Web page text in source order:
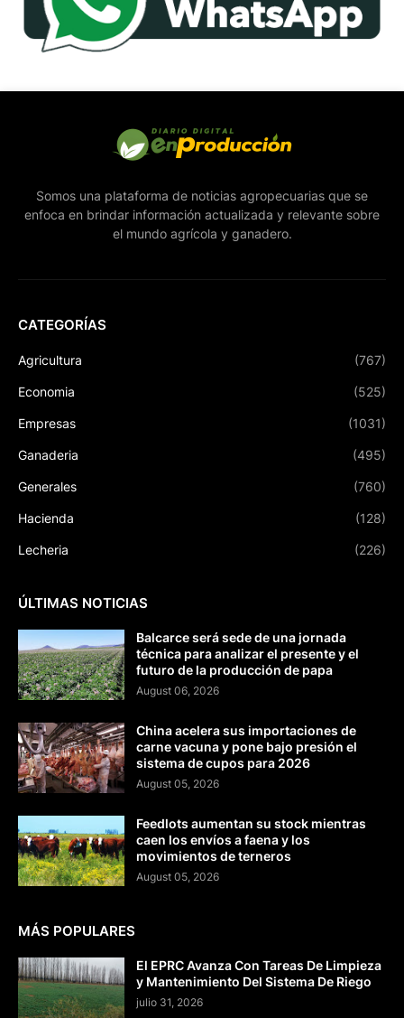
Somos una plataforma de noticias agropecuarias que se
enfoca en brindar información actualizada y relevante sobre
el mundo agrícola y ganadero.
CATEGORÍAS
Agricultura (767)
Economia (525)
Empresas (1031)
Ganaderia (495)
Generales (760)
Hacienda (128)
Lecheria (226)
ÚLTIMAS NOTICIAS
Balcarce será sede de una jornada
técnica para analizar el presente y el
futuro de la producción de papa
August 06, 2026
China acelera sus importaciones de
carne vacuna y pone bajo presión el
sistema de cupos para 2026
August 05, 2026
Feedlots aumentan su stock mientras
caen los envíos a faena y los
movimientos de terneros
August 05, 2026
MÁS POPULARES
El EPRC Avanza Con Tareas De Limpieza
y Mantenimiento Del Sistema De Riego
julio 31, 2026